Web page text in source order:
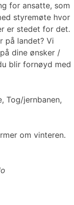
for ansatte, som
styremøte hvor
er stedet for det.
på landet? Vi
dine ønsker /
blir fornøyd med
Tog/jernbanen,
om vinteren.